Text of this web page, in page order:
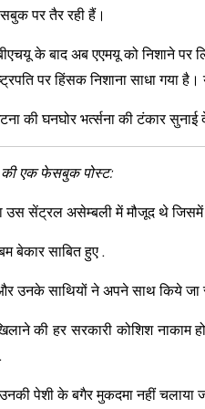
पर तैर रही हैं।
के बाद अब एएमयू को निशाने पर
पर हिंसक निशाना साधा
की घनघोर भर्त्सना की टंकार सुनाई
एक फेसबुक पोस्ट:
उस सेंट्रल असेम्बली में मौजूद थे
बेकार साबित हुए .
उनके साथियों ने अपने साथ किये
की हर सरकारी कोशिश नाकाम
पेशी के बगैर मुकदमा नहीं चलाया